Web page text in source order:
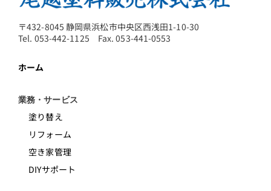
〒432-8045 静岡県浜松市中央区西浅田1-10-30
Tel. 053-442-1125 Fax. 053-441-0553
ホーム
業務・サービス
塗り替え
リフォーム
空き家管理
DIYサポート